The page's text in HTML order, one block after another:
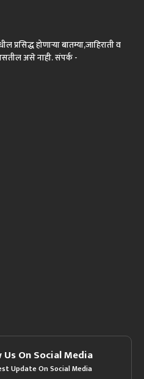
प्रसिद्ध होणाऱ्या बातम्या,जाहिराती व
असे नाही. संपर्क -
Us On Social Media
Update On Social Media